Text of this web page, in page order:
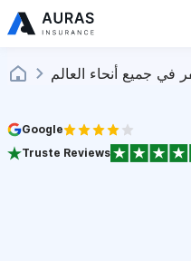
في جميع أنحاء العالم
Google
Truste Reviews